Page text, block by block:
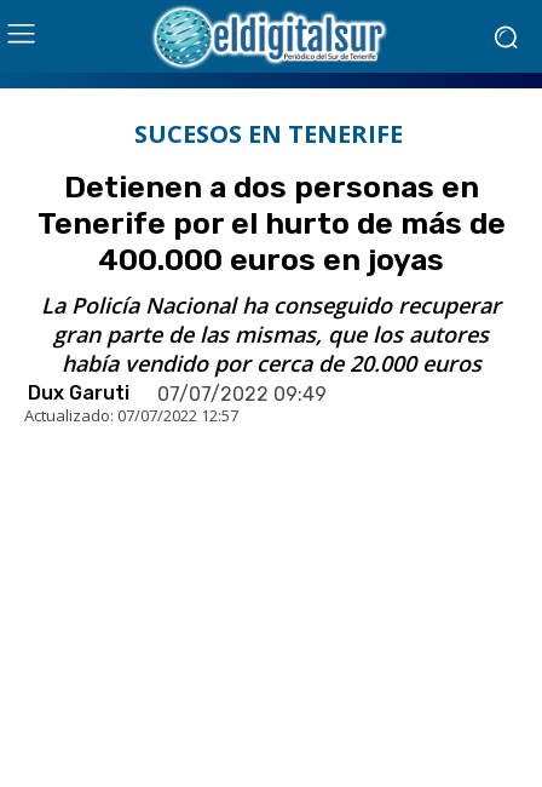
SUCESOS EN TENERIFE
Detienen a dos personas en
Tenerife por el hurto de más de
400.000 euros en joyas
La Policía Nacional ha conseguido recuperar
gran parte de las mismas, que los autores
había vendido por cerca de 20.000 euros
Dux Garuti 07/07/2022 09:49
Actualizado: 07/07/2022 12:57